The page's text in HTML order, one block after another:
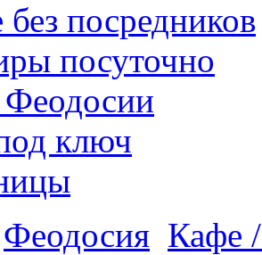
посредников
посуточно
ключ
Феодосия Кафе